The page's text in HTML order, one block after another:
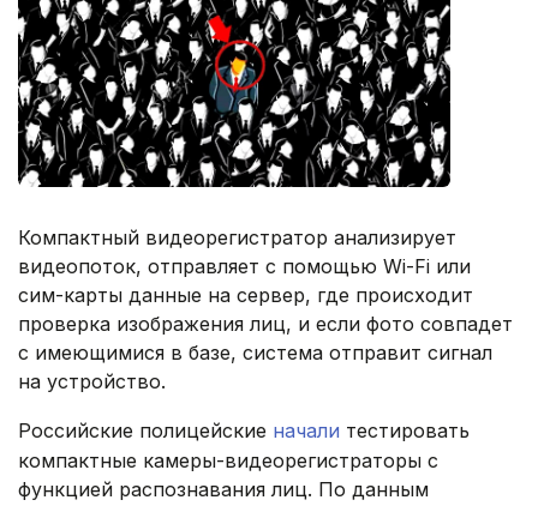
Компактный видеорегистратор анализирует
видеопоток, отправляет с помощью Wi-Fi или
сим-карты данные на сервер, где происходит
проверка изображения лиц, и если фото совпадет
с имеющимися в базе, система отправит сигнал
на устройство.
Российские полицейские начали тестировать
компактные камеры-видеорегистраторы с
функцией распознавания лиц. По данным